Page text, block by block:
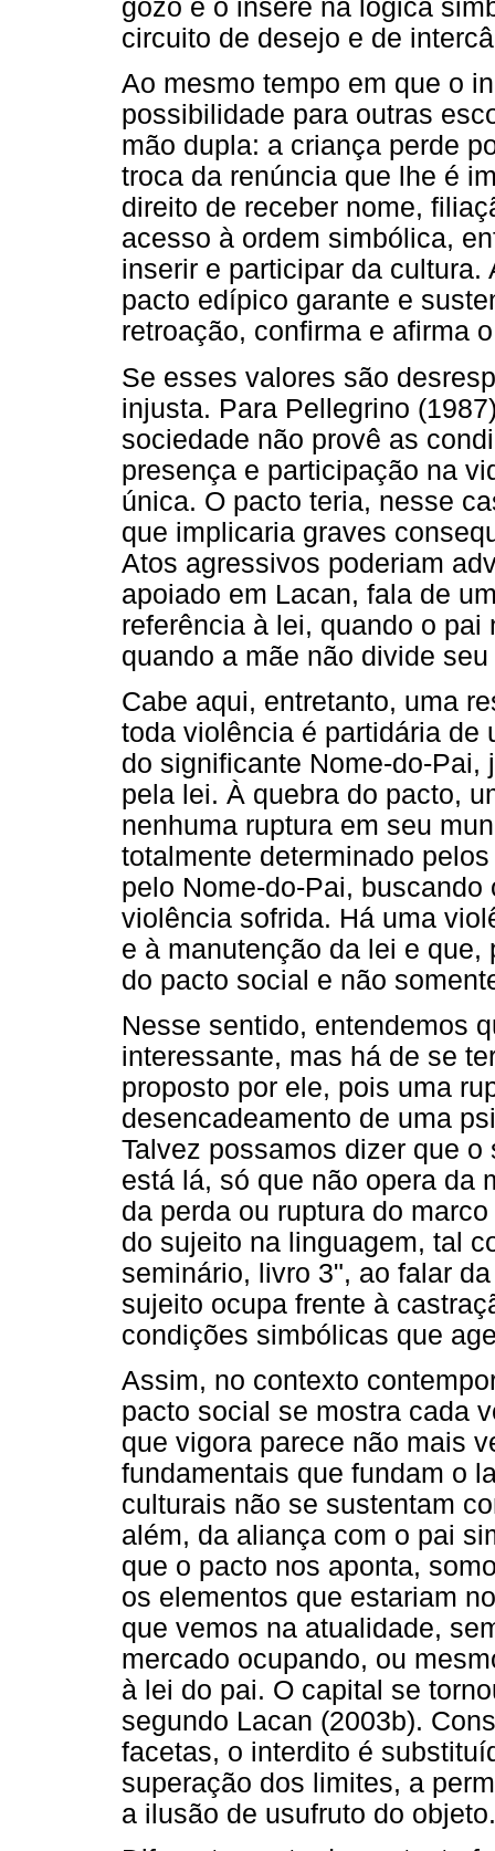
gozo e o insere na lógica
circuito de desejo e de
Ao mesmo tempo em que o
possibilidade para outras
mão dupla: a criança perde
troca da renúncia que lhe é
direito de receber nome,
acesso à ordem simbólica,
inserir e participar da
pacto edípico garante e
retroação, confirma e afirma
Se esses valores são
injusta. Para Pellegrino
sociedade não provê as
presença e participação na
única. O pacto teria, nesse
que implicaria graves
Atos agressivos poderiam
apoiado em Lacan, fala de
referência à lei, quando o
quando a mãe não divide
Cabe aqui, entretanto, uma
toda violência é partidária de
do significante Nome-do-
pela lei. À quebra do pacto,
nenhuma ruptura em seu
totalmente determinado
pelo Nome-do-Pai,
violência sofrida. Há uma
e à manutenção da lei e
do pacto social e não
Nesse sentido, entendemos
interessante, mas há de se
proposto por ele, pois uma
desencadeamento de uma
Talvez possamos dizer que
está lá, só que não opera da
da perda ou ruptura do
do sujeito na linguagem, tal
seminário, livro 3", ao falar
sujeito ocupa frente à
condições simbólicas que
Assim, no contexto
pacto social se mostra cada
que vigora parece não mais
fundamentais que fundam o
culturais não se sustentam
além, da aliança com o pai
que o pacto nos aponta,
os elementos que estariam
que vemos na atualidade,
mercado ocupando, ou
à lei do pai. O capital se
segundo Lacan (2003b).
facetas, o interdito é
superação dos limites, a
a ilusão de usufruto do objeto.